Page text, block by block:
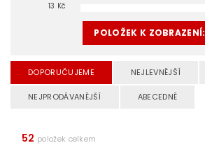
13 Kč
POLOŽEK K ZOBRAZENÍ:
DOPORUČUJEME NEJLEVNĚJŠÍ
NEJPRODÁVANĚJŠÍ ABECEDNĚ
52 položek celkem